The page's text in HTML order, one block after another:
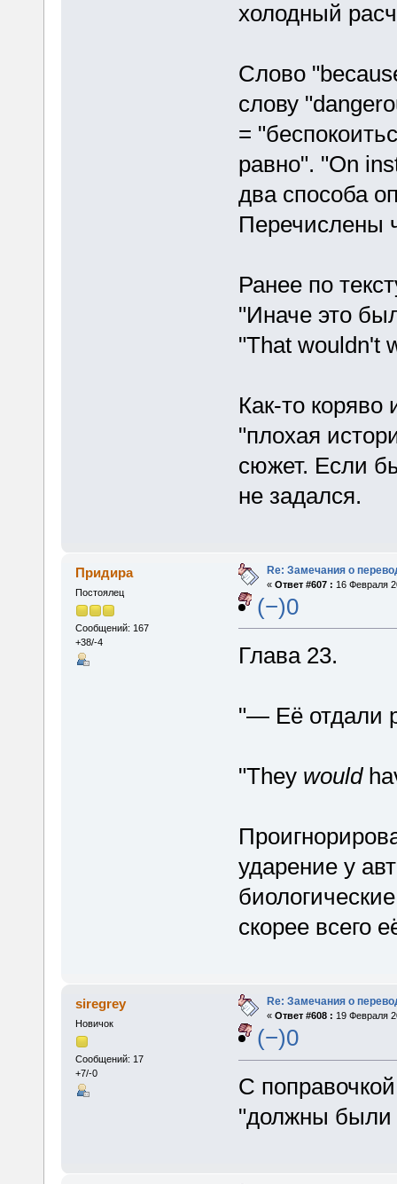
холодный
Слово
слову
=
равно". "On
два способа
Перечислены
Ранее по
"Иначе это
"That wouldn't
Как-то коряво
"плохая
сюжет. Если
не задался.
Придира
Постоялец
Сообщений: 167
+38/-4
Re: Замечания о
« Ответ #607 : 16 Февраля
(−)0
Глава 23.
"— Её отдали
"They would
ударение у
скорее всего
siregrey
Новичок
Сообщений: 17
+7/-0
Re: Замечания о
« Ответ #608 : 19 Февраля
(−)0
С
"должны были